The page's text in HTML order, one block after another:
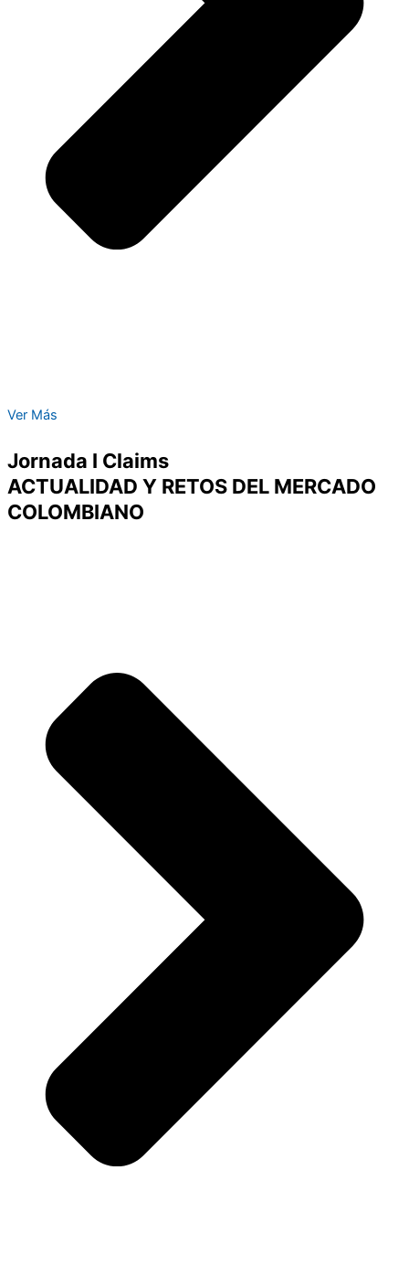
Ver Más
Jornada I Claims
ACTUALIDAD Y RETOS DEL MERCADO
COLOMBIANO